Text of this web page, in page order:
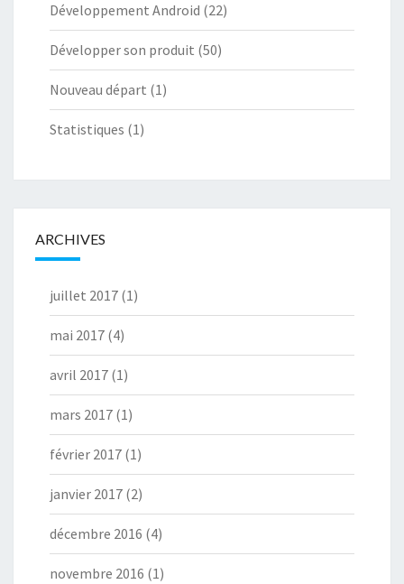
Développement Android (22)
Développer son produit (50)
Nouveau départ (1)
Statistiques (1)
ARCHIVES
juillet 2017 (1)
mai 2017 (4)
avril 2017 (1)
mars 2017 (1)
février 2017 (1)
janvier 2017 (2)
décembre 2016 (4)
novembre 2016 (1)